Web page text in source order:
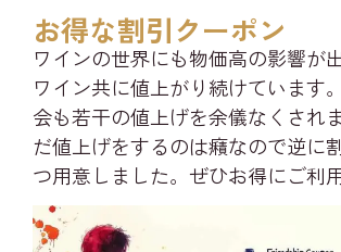
お得な割引クーポン
ワインの世界にも物価高の影響が
ワイン共に値上がり続けています
会も若干の値上げを余儀なくされ
だ値上げをするのは癪なので逆に
つ用意しました。ぜひお得にご利